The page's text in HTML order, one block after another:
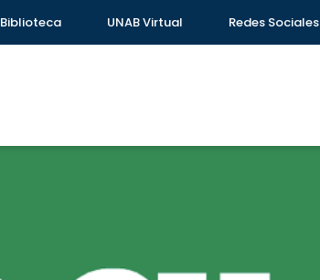
Biblioteca UNAB Virtual Redes Sociales